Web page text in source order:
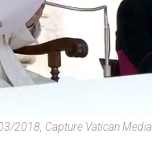
2018, Capture Vatican Media